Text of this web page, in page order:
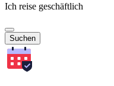
Ich reise geschäftlich
Suchen